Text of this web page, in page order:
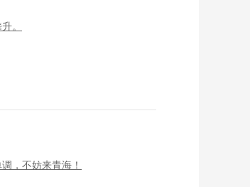
。
，不妨来青海！